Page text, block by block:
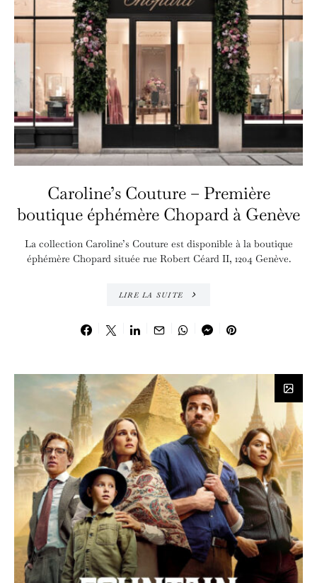
Caroline’s Couture – Première
boutique éphémère Chopard à Genève
La collection Caroline’s Couture est disponible à la boutique
éphémère Chopard située rue Robert Céard II, 1204 Genève.
LIRE LA SUITE